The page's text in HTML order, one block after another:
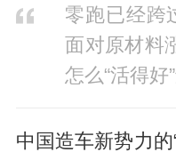
零跑已经跨
面对原材料
怎么“活得好
中国造车新势力